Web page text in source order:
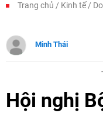
Trang chủ Kinh tế
Minh Thái
Hội nghị